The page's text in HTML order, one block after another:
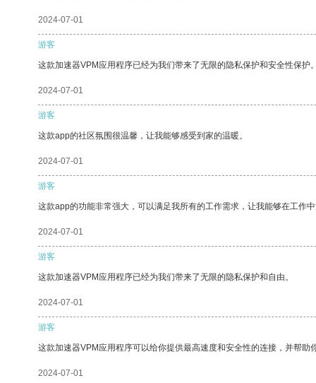
2024-07-01
游客
这款加速器VPM应用程序已经为我们带来了无限的隐私保护和安全性保护。
2024-07-01
游客
这款app的社区氛围很温馨，让我能够感受到家的温暖。
2024-07-01
游客
这款app的功能非常强大，可以满足我所有的工作需求，让我能够在工作中
2024-07-01
游客
这款加速器VPM应用程序已经为我们带来了无限的隐私保护和自由。
2024-07-01
游客
这款加速器VPM应用程序可以给你提供最高速度和安全性的连接，并帮助
2024-07-01